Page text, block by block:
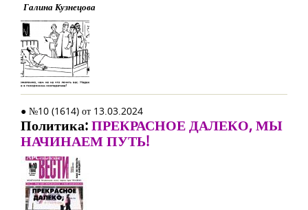
Галина Кузнецова
● №10 (1614) от 13.03.2024
Политика:ПРЕКРАСНОЕ ДАЛЕКО, МЫ
НАЧИНАЕМ ПУТЬ!